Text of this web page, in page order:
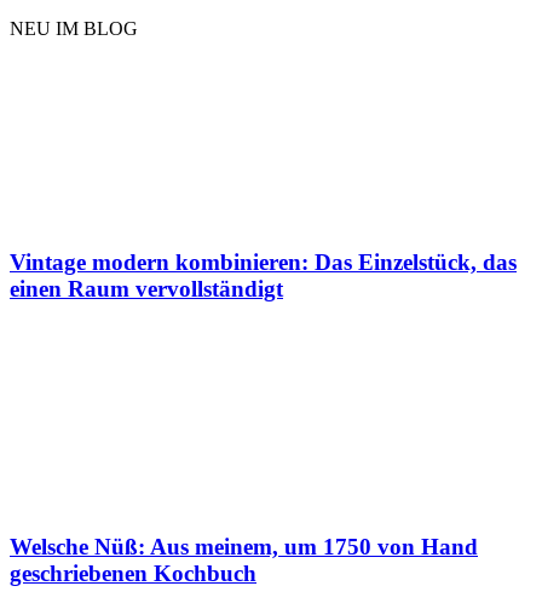
NEU IM BLOG
Vintage modern kombinieren: Das Einzelstück, das
einen Raum vervollständigt
Welsche Nüß: Aus meinem, um 1750 von Hand
geschriebenen Kochbuch